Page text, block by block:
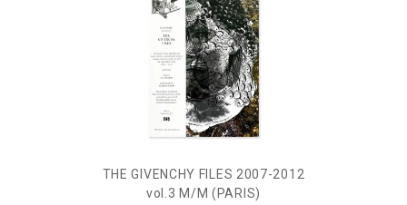
THE GIVENCHY FILES 2007-2012
vol.3 M/M (PARIS)